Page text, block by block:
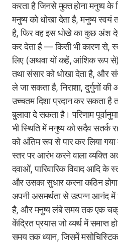
करता है जिनसे मुक्त होना मनुष्य के
मनुष्य को धोखा देता है, मनुष्य स्वयं
है, फिर वह इस धोखे का कुछ अंश
कर देता है — किसी भी कारण से,
लिए (अथवा यों कहें, आंशिक रूप
तथा संसार को धोखा देता है, और
ले जा सकता है, निराशा, दुर्गुणों
उच्चतम दिशा प्रदान कर सकता है
बुलावा दे सकता है। परिणाम
भी स्थिति में मनुष्य को सदैव सतर्क
को अंतिम रूप से पार कर लिया गया
स्तर पर आरंभ करने वाला व्यक्ति
दवाओं, पारिवारिक विवाद आदि के
और उसका सुधार करना कठिन
अपनी असमर्थता से उत्पन्न आनंद
है, और मनुष्य लंबे समय तक एक
केंद्रित प्रयास जो व्यर्थ में समाप्त
समय तक ध्यान, जिसमें